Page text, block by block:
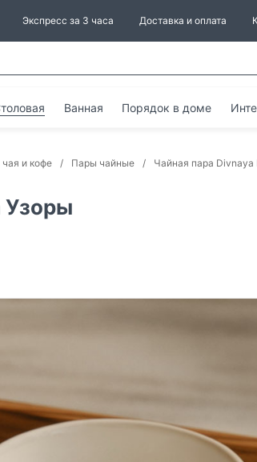
Экспресс за 3 часа Доставка и оплата
Ванная Порядок в доме
и кофе Пары чайные Чайная пара Divnaya
Узоры